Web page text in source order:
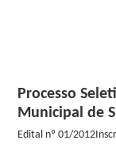
INÍCIO
INSTITUCIONAL
Processo
Municipal de
Edital nº 01/2012